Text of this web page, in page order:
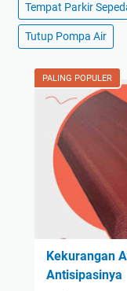
Tempat Parkir
Tutup Pompa Air
PALING POPULER
Kekurangan
Antisipasinya